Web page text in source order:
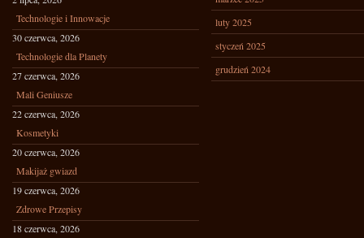
Technologie i Innowacje
30 czerwca, 2026
Technologie dla Planety
27 czerwca, 2026
Mali Geniusze
22 czerwca, 2026
Kosmetyki
20 czerwca, 2026
Makijaż gwiazd
19 czerwca, 2026
Zdrowe Przepisy
18 czerwca, 2026
luty 2025
styczeń 2025
grudzień 2024